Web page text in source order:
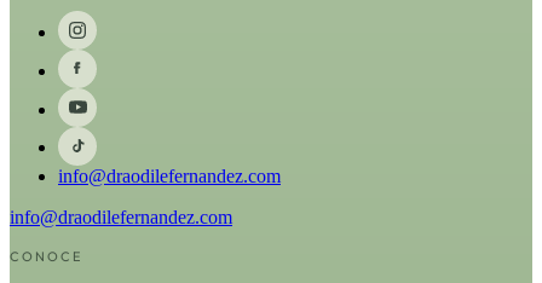
info@draodilefernandez.com
info@draodilefernandez.com
CONOCE